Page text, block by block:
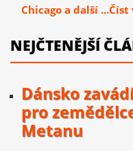
Chicago a další ...Číst
NEJČTENĚJŠÍ
Dánsko
pro
Metanu